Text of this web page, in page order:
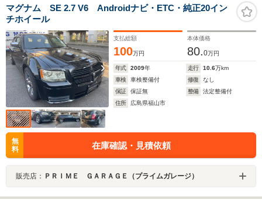
マグナム SE 2.7 V6 Androidナビ・ETC・純正20イン
チホイール
支払総額
100万円
本体価格
80.0万円
年式 2009年 走行 10.6万km
車検
車検整備付 修復
なし
保証
保証無 整備
法定整備付
住所
広島県福山市
無
料
在庫確認・見積依頼
販売店： ＰＲＩＭＥ ＧＡＲＡＧＥ（プライムガレージ）